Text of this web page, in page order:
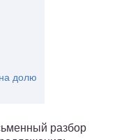
долю
разбор